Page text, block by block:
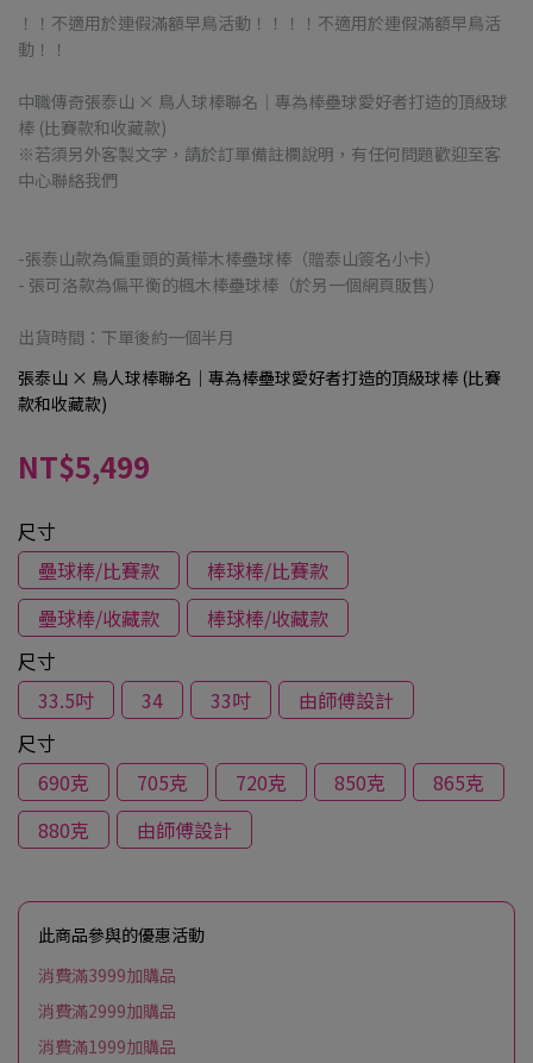
！！不適用於連假滿額早鳥活動！！！！不適用於連假滿額早鳥活
動！！
中職傳奇張泰山 × 鳥人球棒聯名｜專為棒壘球愛好者打造的頂級球
棒 (比賽款和收藏款)
※若須另外客製文字，請於訂單備註欄說明，有任何問題歡迎至客
中心聯絡我們
-張泰山款為偏重頭的黃樺木棒壘球棒（贈泰山簽名小卡）
- 張可洛款為偏平衡的楓木棒壘球棒（於另一個網頁販售）
出貨時間：下單後約一個半月
張泰山 × 鳥人球棒聯名｜專為棒壘球愛好者打造的頂級球棒 (比賽
款和收藏款)
NT$5,499
尺寸
壘球棒/比賽款
棒球棒/比賽款
壘球棒/收藏款
棒球棒/收藏款
尺寸
33.5吋
34 33吋
由師傅設計
尺寸
690克
705克 720克 850克
865克
880克
由師傅設計
此商品參與的優惠活動
消費滿3999加購品
消費滿2999加購品
消費滿1999加購品